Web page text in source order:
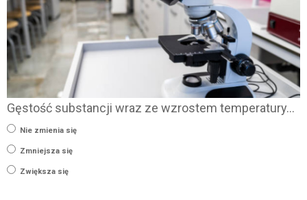
Gęstość substancji wraz ze wzrostem temperatury…
Nie zmienia się
Zmniejsza się
Zwiększa się